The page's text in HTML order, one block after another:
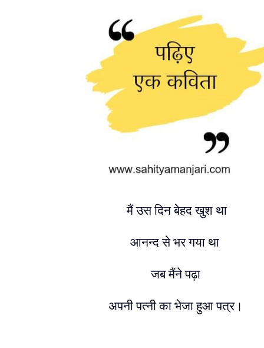
मैं उस दिन बेहद खुश था
आनन्द से भर गया था
जब मैंने पढ़ा
अपनी पत्नी का भेजा हुआ पत्र।